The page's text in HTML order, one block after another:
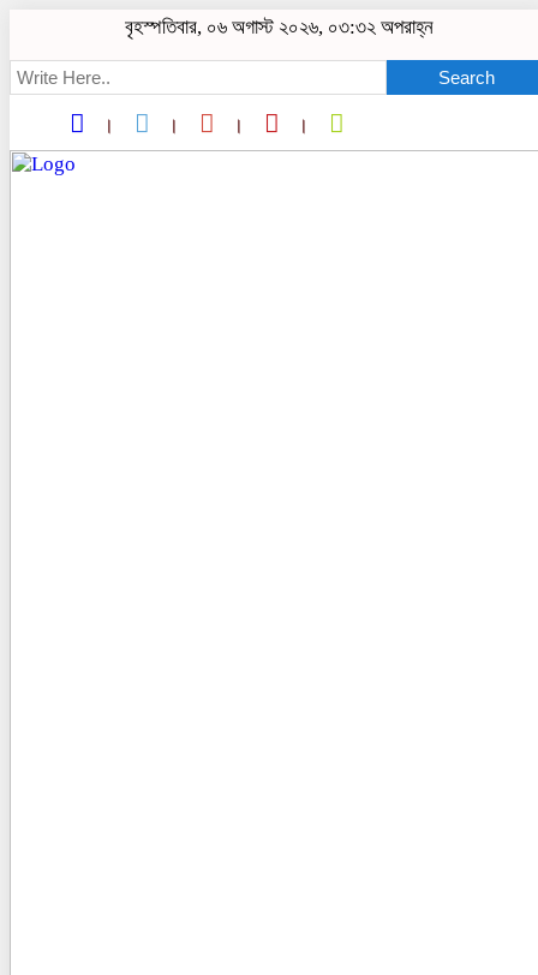
বৃহস্পতিবার, ০৬ অগাস্ট ২০২৬, ০৩:৩২ অপরাহ্ন
Search